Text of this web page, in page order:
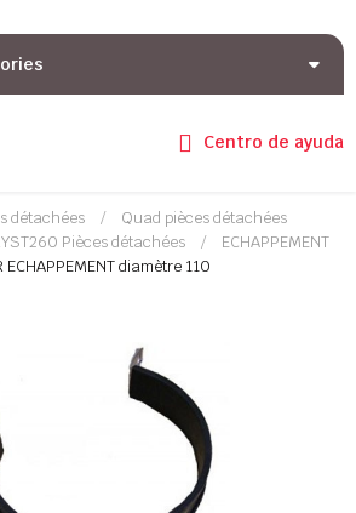
Centro de ayuda
détachées
Quad pièces détachées
Pièces détachées
ECHAPPEMENT
ECHAPPEMENT diamètre 110